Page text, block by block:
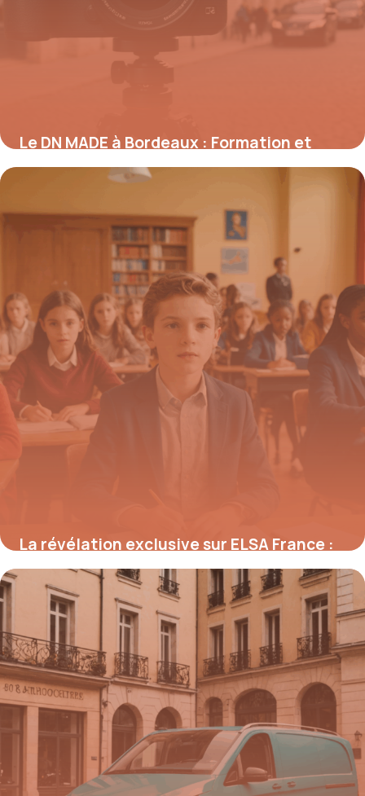
Le DN MADE à Bordeaux : Formation et
perspectives dans le design
La révélation exclusive sur ELSA France :
comment ce réseau révolutionne
l’enseignement bilingue et booste la
croissance des écoles en un temps record
28 août 2025